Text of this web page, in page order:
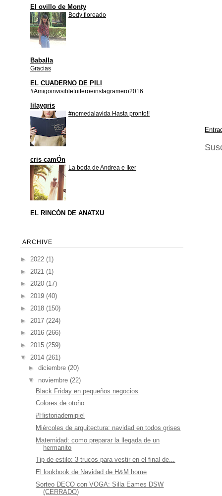
El ovillo de Monty
Body floreado
Baballa
Gracias
EL CUADERNO DE PILI
#Amigoinvisibletuiteroeinstagramero2016
lilaygris
#nomedalavida Hasta pronto!!
cris camÓn
La boda de Andrea e Iker
EL RINCÓN DE ANATXU
ARCHIVE
► 2022 (1)
► 2021 (1)
► 2020 (17)
► 2019 (40)
► 2018 (150)
► 2017 (224)
► 2016 (266)
► 2015 (259)
▼ 2014 (261)
► diciembre (20)
▼ noviembre (22)
Black Friday en pequeños negocios
Colores de otoño
#Historiademipiel
Miércoles de arquitectura: navidad en todos grises
Maternidad: como preparar la llegada de un
hermanito
Tip de estilo: 3 trucos para vestir en el final de...
El lookbook de Navidad de H&M home
Sorteo DECO con VOGA: Silla Eames DSW
(CERRADO)